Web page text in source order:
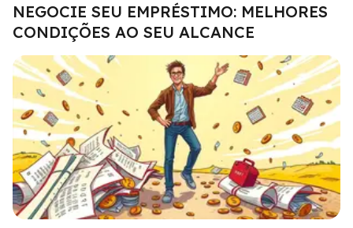
NEGOCIE SEU EMPRÉSTIMO: MELHORES
CONDIÇÕES AO SEU ALCANCE